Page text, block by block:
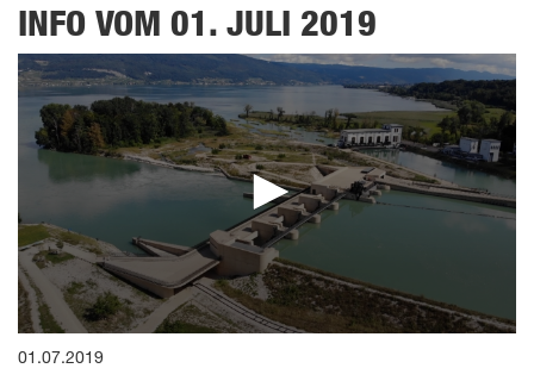
INFO VOM 01. JULI 2019
seconds
01.07.2019